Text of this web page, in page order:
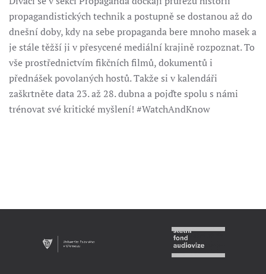
propagandistických technik a postupně se dostanou až do
dnešní doby, kdy na sebe propaganda bere mnoho masek a
je stále těžší ji v přesycené mediální krajině rozpoznat. To
vše prostřednictvím fikčních filmů, dokumentů i
přednášek povolaných hostů. Takže si v kalendáři
zaškrtněte data 23. až 28. dubna a pojďte spolu s námi
trénovat své kritické myšlení! #WatchAndKnow